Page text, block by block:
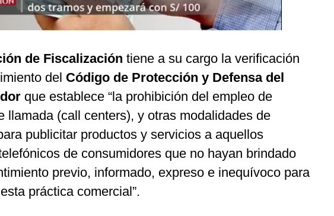
de Fiscalización tiene a su cargo la verificación
del Código de Protección y Defensa del
que establece “la prohibición del empleo de
llamada (call centers), y otras modalidades de
publicitar productos y servicios a aquellos
de consumidores que no hayan brindado
previo, informado, expreso e inequívoco para
práctica comercial”.